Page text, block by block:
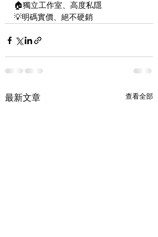
🏠獨立工作室、高度私隱
💡明碼實價、絕不硬銷
最新文章 查看全部